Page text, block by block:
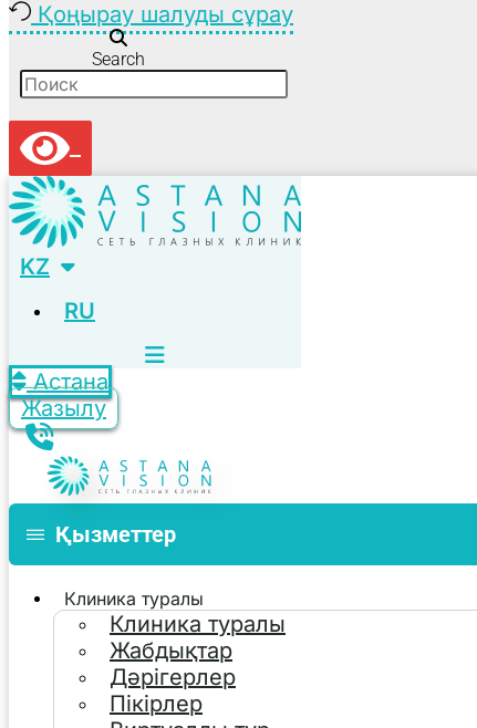
Қоңырау шалуды сұрау
Search
KZ
RU
Астана
Жазылу
Қызметтер
Клиника туралы
Клиника туралы
Жабдықтар
Дәрігерлер
Пікірлер